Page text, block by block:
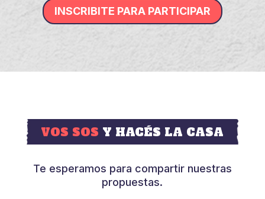
INSCRIBITE PARA PARTICIPAR
VOS SOS Y HACÉS LA CASA
Te esperamos para compartir nuestras
propuestas.